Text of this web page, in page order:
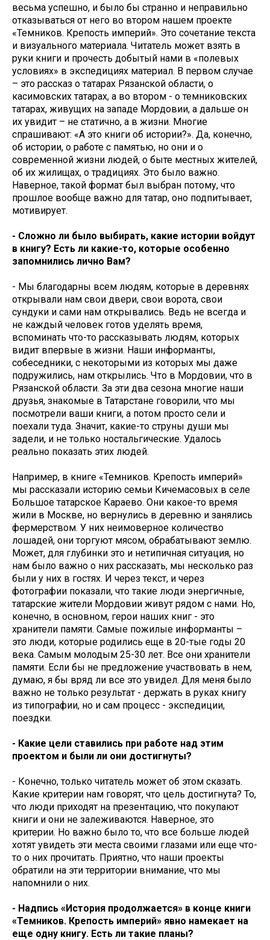
весьма успешно, и было бы странно и неправильно
отказываться от него во втором нашем проекте
«Темников. Крепость империй». Это сочетание текста
и визуального материала. Читатель может взять в
руки книги и прочесть добытый нами в «полевых
условиях» в экспедициях материал. В первом случае
– это рассказ о татарах Рязанской области, о
касимовских татарах, а во втором - о темниковских
татарах, живущих на западе Мордовии, а дальше он
их увидит – не статично, а в жизни. Многие
спрашивают: «А это книги об истории?». Да, конечно,
об истории, о работе с памятью, но они и о
современной жизни людей, о быте местных жителей,
об их жилищах, о традициях. Это было важно.
Наверное, такой формат был выбран потому, что
прошлое вообще важно для татар, оно подпитывает,
мотивирует.
- Сложно ли было выбирать, какие истории войдут
в книгу? Есть ли какие-то, которые особенно
запомнились лично Вам?
- Мы благодарны всем людям, которые в деревнях
открывали нам свои двери, свои ворота, свои
сундуки и сами нам открывались. Ведь не всегда и
не каждый человек готов уделять время,
вспоминать что-то рассказывать людям, которых
видит впервые в жизни. Наши информанты,
собеседники, с некоторыми из которых мы даже
подружились, нам открылись. Что в Мордовии, что в
Рязанской области. За эти два сезона многие наши
друзья, знакомые в Татарстане говорили, что мы
посмотрели ваши книги, а потом просто сели и
поехали туда. Значит, какие-то струны души мы
задели, и не только ностальгические. Удалось
реально показать этих людей.
Например, в книге «Темников. Крепость империй»
мы рассказали историю семьи Кичемасовых в селе
Большое татарское Караево. Они какое-то время
жили в Москве, но вернулись в деревню и занялись
фермерством. У них неимоверное количество
лошадей, они торгуют мясом, обрабатывают землю.
Может, для глубинки это и нетипичная ситуация, но
нам было важно о них рассказать, мы несколько раз
были у них в гостях. И через текст, и через
фотографии показали, что такие люди энергичные,
татарские жители Мордовии живут рядом с нами. Но,
конечно, в основном, герои наших книг - это
хранители памяти. Самые пожилые информанты –
это люди, которые родились еще в 20-тые годы 20
века. Самым молодым 25-30 лет. Все они хранители
памяти. Если бы не предложение участвовать в нем,
думаю, я бы вряд ли все это увидел. Для меня было
важно не только результат - держать в руках книгу
из типографии, но и сам процесс - экспедиции,
поездки.
- Какие цели ставились при работе над этим
проектом и были ли они достигнуты?
- Конечно, только читатель может об этом сказать.
Какие критерии нам говорят, что цель достигнута? То,
что люди приходят на презентацию, что покупают
книги и они не залеживаются. Наверное, это
критерии. Но важно было то, что все больше людей
хотят увидеть эти места своими глазами или еще что-
то о них прочитать. Приятно, что наши проекты
обратили на эти территории внимание, что мы
напомнили о них.
- Надпись «История продолжается» в конце книги
«Темников. Крепость империй» явно намекает на
еще одну книгу. Есть ли такие планы?